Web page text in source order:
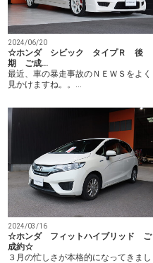
2024/06/20
☆ホンダ シビック タイプＲ 後
期 ご成…
最近、車の暴走事故のＮＥＷＳをよく
見かけますね。。…
2024/03/16
☆ホンダ フィットハイブリッド ご
成約☆
３月の忙しさが本格的になってきまし